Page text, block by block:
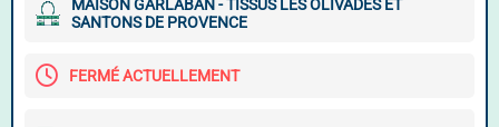
MAISON GARLABAN - TISSUS LES OLIVADES ET
SANTONS DE PROVENCE
FERMÉ ACTUELLEMENT